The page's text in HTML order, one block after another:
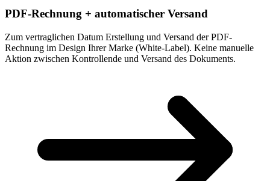
PDF-Rechnung + automatischer Versand
Zum vertraglichen Datum Erstellung und Versand der PDF-
Rechnung im Design Ihrer Marke (White-Label). Keine manuelle
Aktion zwischen Kontrollende und Versand des Dokuments.